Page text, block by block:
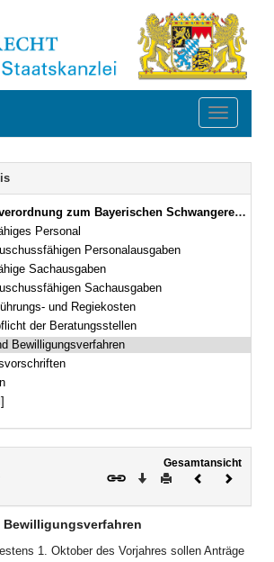
Toggle
Schwangerenberatungsgesetz (BaySchwBerV) Vom 28. Juli 2005 (GVBl. S. 350) BayRS 2170-2-1-A (§§ 1–8)
Personal
Personalausgaben
Sachausgaben
Sachausgaben
und Regiekosten
der Beratungsstellen
Bewilligungsverfahren
Gesamtansicht
Download
DruckenVorheriges
1. Oktober des Vorjahres sollen Anträge